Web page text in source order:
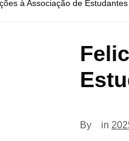
à Associação de
By in